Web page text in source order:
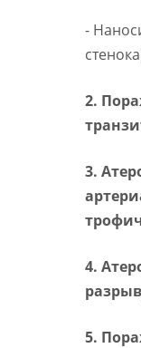
-
2.
3.
4.
5.